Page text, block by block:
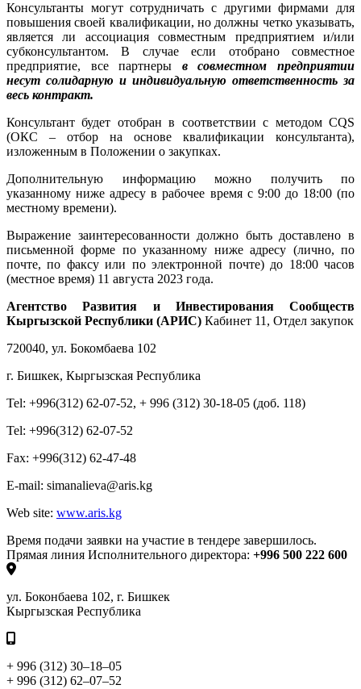
Консультанты могут сотрудничать с другими фирмами для
повышения своей квалификации, но должны четко указывать,
является ли ассоциация совместным предприятием и/или
субконсультантом. В случае если отобрано совместное
предприятие, все партнеры в совместном предприятии
несут солидарную и индивидуальную ответственность за
весь контракт.
Консультант будет отобран в соответствии с методом CQS
(ОКС – отбор на основе квалификации консультанта),
изложенным в Положении о закупках.
Дополнительную информацию можно получить по
указанному ниже адресу в рабочее время с 9:00 до 18:00 (по
местному времени).
Выражение заинтересованности должно быть доставлено в
письменной форме по указанному ниже адресу (лично, по
почте, по факсу или по электронной почте) до 18:00 часов
(местное время) 11 августа 2023 года.
Агентство Развития и Инвестирования Сообществ
Кыргызской Республики (АРИС) Кабинет 11, Отдел закупок
720040, ул. Бокомбаева 102
г. Бишкек, Кыргызская Республика
Tel: +996(312) 62-07-52, + 996 (312) 30-18-05 (доб. 118)
Tel: +996(312) 62-07-52
Fax: +996(312) 62-47-48
E-mail: simanalieva@aris.kg
Web site: www.aris.kg
Время подачи заявки на участие в тендере завершилось.
Прямая линия Исполнительного директора: +996 500 222 600
ул. Боконбаева 102, г. Бишкек
Кыргызская Республика
+ 996 (312) 30–18–05
+ 996 (312) 62–07–52